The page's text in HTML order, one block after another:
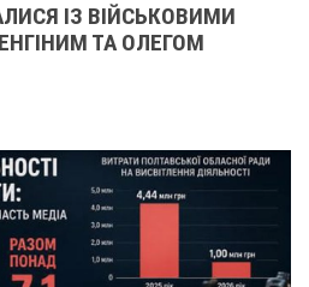
ІЗ ВІЙСЬКОВИМИ
ТА ОЛЕГОМ